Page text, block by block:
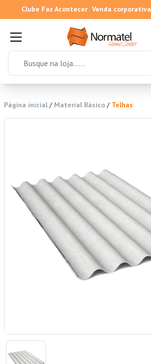
Clube Faz Acontecer Venda corporativa
Página inicial / Material Básico / Telhas